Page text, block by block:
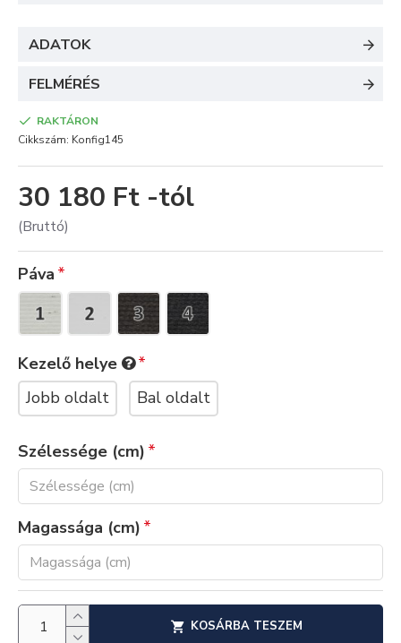
ADATOK
FELMÉRÉS
30 180 Ft -tól
(Bruttó)
RAKTÁRON
Cikkszám: Konfig145
Páva
Kezelő helye
Jobb oldalt
Bal oldalt
Szélessége (cm)
Magassága (cm)
KOSÁRBA TESZEM